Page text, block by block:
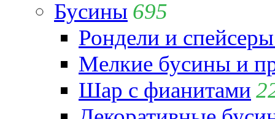
Бусины 695
Рондели и
Мелкие бусины и
Шар с фианитами